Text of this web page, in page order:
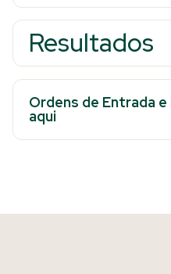
Resultados
Ordens de Entrada
aqui